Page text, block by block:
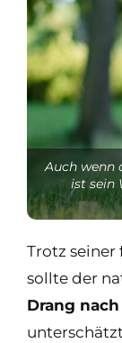
Auch wenn
ist sein
Trotz
sollte der
Drang